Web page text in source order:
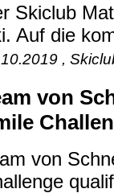
Skiclub
Auf die
,
von
von